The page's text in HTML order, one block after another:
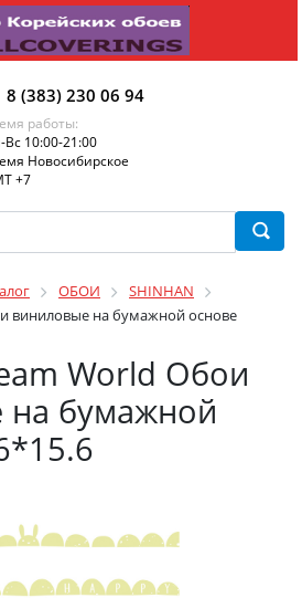
8 (383) 230 06 94
работы:
Вс 10:00-21:00
Новосибирское
+7
ОБОИ
SHINHAN
виниловые на бумажной основе
World Обои
бумажной